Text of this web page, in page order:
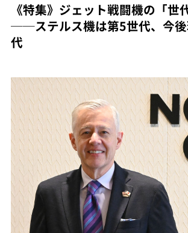
《特集》ジェット戦闘機の「世
──ステルス機は第5世代、今
代